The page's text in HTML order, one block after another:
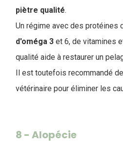
piètre qualité.
Un régime avec des protéines
d'oméga 3 et 6, de vitamines
qualité aide à restaurer un
Il est toutefois recommandé
vétérinaire pour éliminer les
8 - Alopécie